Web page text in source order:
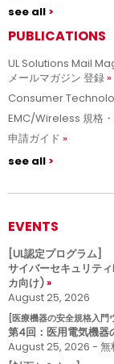
see all
PUBLICATIONS
UL Solutions Mail
メールマガジン 登録
Consumer
EMC/Wireless 規格
申請ガイド
see all
EVENTS
[UL認定プログラム]
サイバーセキュリテ
カ向け)
August 25, 2026
[医療機器の安全規格入
第4回：医用電気機器
August 25, 2026 - 無